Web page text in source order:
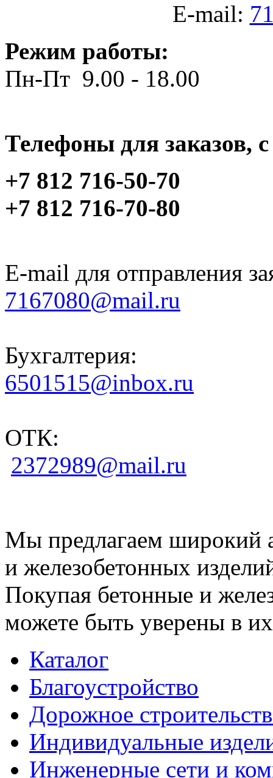
E-mail:
Режим работы:
Пн-Пт 9.00 - 18.00
Телефоны для заказов,
+7 812 716-50-70
+7 812 716-70-80
E-mail для отправления
7167080@mail.ru
Бухгалтерия:
6501515@inbox.ru
ОТК:
2372989@mail.ru
Мы предлагаем широкий
и железобетонных
Покупая бетонные и
можете быть уверены в их
Каталог
Благоустройство
Дорожное
Индивидуальные
Инженерные сети и